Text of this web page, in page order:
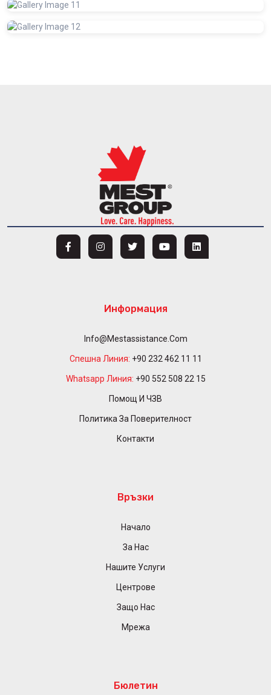
Информация
Info@mestassistance.com
Спешна Линия: +90 232 462 11 11
Whatsapp Линия: +90 552 508 22 15
Помощ И ЧЗВ
Политика За Поверителност
Контакти
Връзки
Начало
За Нас
Нашите Услуги
Центрове
Защо Нас
Мрежа
Бюлетин